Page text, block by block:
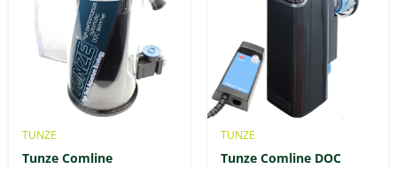
TUNZE
Tunze Comline
TUNZE
Tunze Comline DOC